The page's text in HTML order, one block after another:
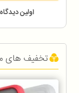
اولین
تخفیف های